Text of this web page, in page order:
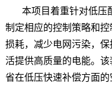
本项目着重针对低压
制定相应的控制策略和
损耗，减少电网污染，
活提供高质量的电能。
省在低压快速补偿方面